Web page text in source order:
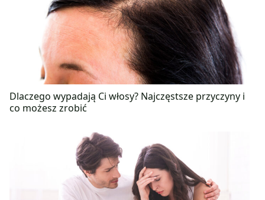
Dlaczego wypadają Ci włosy? Najczęstsze przyczyny i
co możesz zrobić